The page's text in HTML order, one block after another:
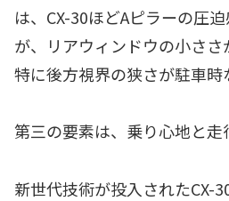
は、CX-30ほどAピラーの圧
が、リアウィンドウの小ささ
特に後方視界の狭さが駐車時
第三の要素は、乗り心地と走
新世代技術が投入されたCX-